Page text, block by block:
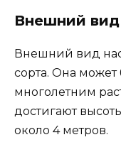
Внешний вид
Внешний вид
сорта. Она
многолетним
достигают
около 4 метров.